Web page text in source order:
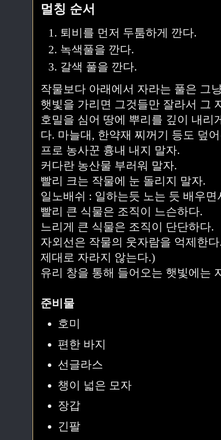
멀칭 순서
퇴비를 먼저 두툼하게 깐다.
녹색풀을 깐다.
갈색 풀을 깐다.
작물보다 아래에서 자라는 풀은 그
햇빛을 가리면 그것들만 잘라서 그
호밀을 심어 땅에 뿌리를 깊이 내리
다. 마늘대, 한약재 찌꺼기 등도 덮
프로 농사꾼 흉내 내지 말자.
커다란 농산물 부러워 말자.
빨리 크는 작물에 눈 돌리지 말자.
일노배쉬 : 일하는듯 노는 듯 배우
빨리 큰 식물은 조직이 느슨하다.
느리게 큰 식물은 조직이 단단하다.
자외선은 작물의 웃자람을 억제한
제대로 자라지 않는다.)
유리 창을 통해 들어오는 햇빛에는
준비물
호미
편한 바지
선글라스
챙이 넓은 모자
장갑
긴팔